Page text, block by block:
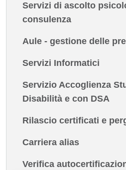
Servizi di ascolto
consulenza
Aule - gestione delle
Servizi Informatici
Servizio Accoglienza
Disabilità e con DSA
Rilascio certificati e
Carriera alias
Verifica